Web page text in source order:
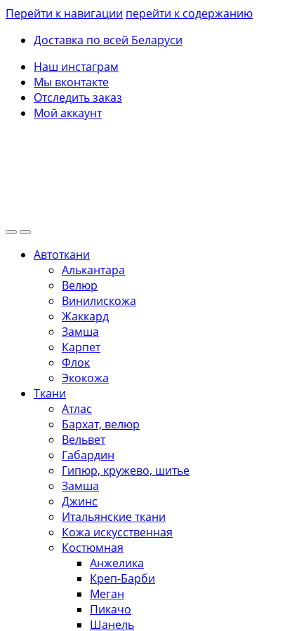
Перейти к навигации перейти к содержанию
Доставка по всей Беларуси
Наш инстаграм
Мы вконтакте
Отследить заказ
Мой аккаунт
Автоткани
Алькантара
Велюр
Винилискожа
Жаккард
Замша
Карпет
Флок
Экокожа
Ткани
Атлас
Бархат, велюр
Вельвет
Габардин
Гипюр, кружево, шитье
Замша
Джинс
Итальянские ткани
Кожа искусственная
Костюмная
Анжелика
Креп-Барби
Меган
Пикачо
Шанель